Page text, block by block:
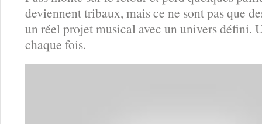
deviennent tribaux, mais ce ne sont pas que
un réel projet musical avec un univers défini.
chaque fois.